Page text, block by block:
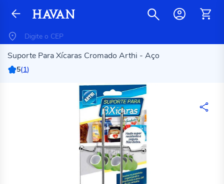
Suporte Para Xícaras Cromado Arthi - Aço
5(1)